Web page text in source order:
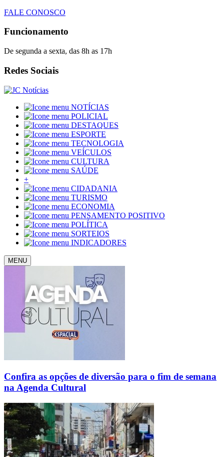
FALE CONOSCO
Funcionamento
De segunda a sexta, das 8h as 17h
Redes Sociais
NOTÍCIAS
POLICIAL
DESTAQUES
ESPORTE
TECNOLOGIA
VEÍCULOS
CULTURA
SAÚDE
+
CIDADANIA
TURISMO
ECONOMIA
PENSAMENTO POSITIVO
POLÍTICA
SORTEIOS
INDICADORES
MENU
Confira as opções de diversão para o fim de semana
na Agenda Cultural